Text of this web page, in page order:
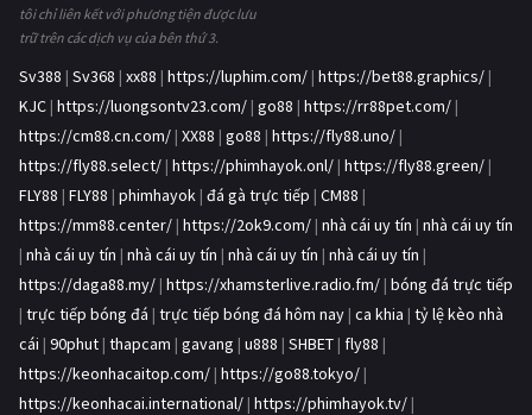
tôi chỉ liên kết với phương tiện được lưu
trữ trên các dịch vụ của bên thứ 3.
Sv388 | Sv368 | xx88 | https://luphim.com/ | https://bet88.graphics/ |
KJC | https://luongsontv23.com/ | go88 | https://rr88pet.com/ |
https://cm88.cn.com/ | XX88 | go88 | https://fly88.uno/ |
https://fly88.select/ | https://phimhayok.onl/ | https://fly88.green/ |
FLY88 | FLY88 | phimhayok | đá gà trực tiếp | CM88 |
https://mm88.center/ | https://2ok9.com/ | nhà cái uy tín | nhà cái uy tín
| nhà cái uy tín | nhà cái uy tín | nhà cái uy tín | nhà cái uy tín |
https://daga88.my/ | https://xhamsterlive.radio.fm/ | bóng đá trực tiếp
| trực tiếp bóng đá | trực tiếp bóng đá hôm nay | ca khia | tỷ lệ kèo nhà
cái | 90phut | thapcam | gavang | u888 | SHBET | fly88 |
https://keonhacaitop.com/ | https://go88.tokyo/ |
https://keonhacai.international/ | https://phimhayok.tv/ |